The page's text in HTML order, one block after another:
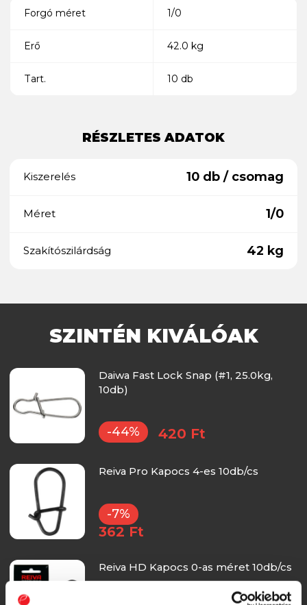
Forgó méret 1/0
Erő 42.0 kg
Tart. 10 db
RÉSZLETES ADATOK
Kiszerelés 10 db / csomag
Méret 1/0
Szakítószilárdság 42 kg
SZINTÉN KIVÁLÓAK
Daiwa Fast Lock Snap (#1, 25.0kg,
10db)
-44% 420 Ft
Reiva Pro Kapocs 4-es 10db/cs
-7%
362 Ft
Reiva HD Kapocs 0-as méret 10db/cs